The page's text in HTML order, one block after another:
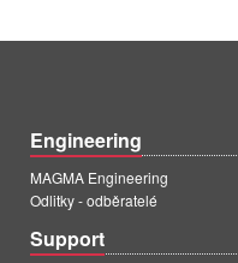
Engineering
MAGMA Engineering
Odlitky - odběratelé
Support